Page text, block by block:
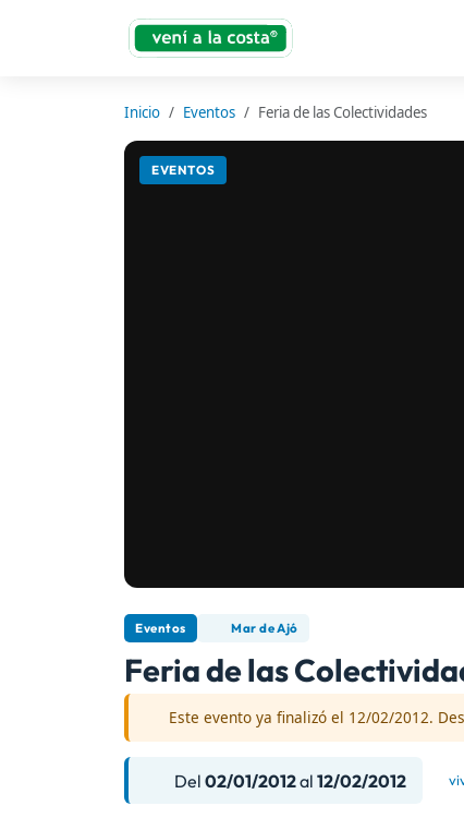
Inicio Eventos Feria de las Colectividades
EVENTOS
Eventos Mar de Ajó
Feria de las
Este evento ya finalizó el 12/02/2012.
Del02/01/2012al12/02/2012